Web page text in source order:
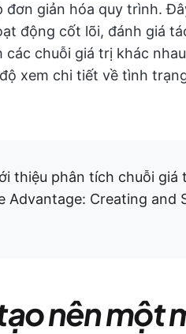
giản hóa quy trình.
động cốt lõi, đánh giá
chuỗi giá trị khác
xem chi tiết về tình
thiệu phân tích chuỗi giá
Advantage: Creating and
nên một